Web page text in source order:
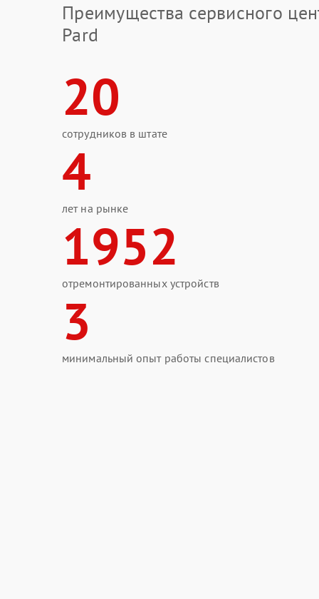
Преимущества сервисного
Pard
20
сотрудников в штате
4
лет на рынке
1952
отремонтированных устройств
3
минимальный опыт работы специалистов